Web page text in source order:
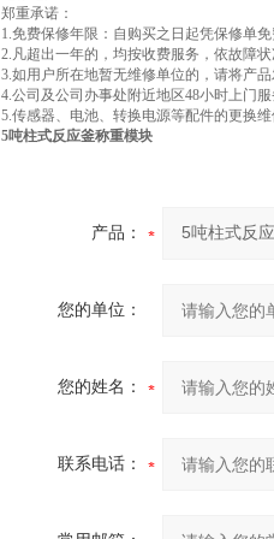
郑重承诺：
1.免费保修年限：自购买之日起凭保修单
2.凡超出一年的，均按收费服务，依故障
3.如用户所在地暂无维修单位的，请将产
4.公司及公司办事处附近地区48小时上门服
5.传感器、电池、转换电源等配件的更换维
5吨柱式反应釜称重模块
产品：
您的单位：
您的姓名：
联系电话：